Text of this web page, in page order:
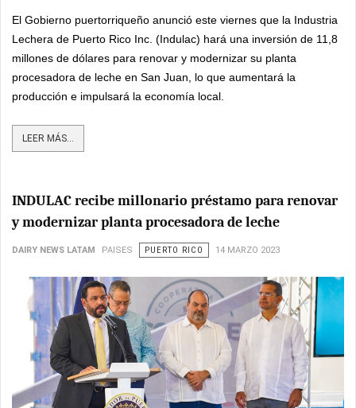
El Gobierno puertorriqueño anunció este viernes que la Industria
Lechera de Puerto Rico Inc. (Indulac) hará una inversión de 11,8
millones de dólares para renovar y modernizar su planta
procesadora de leche en San Juan, lo que aumentará la
producción e impulsará la economía local.
LEER MÁS...
INDULAC recibe millonario préstamo para renovar
y modernizar planta procesadora de leche
DAIRY NEWS LATAM PAISES PUERTO RICO 14 MARZO 2023